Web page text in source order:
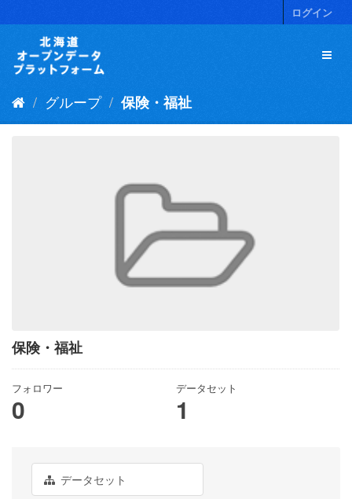
キ
ログイン
グループ 保険・福祉
保険・福祉
フォロワー
0
データセット
1
データセット